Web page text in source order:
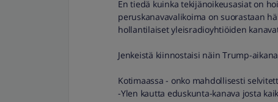
En tiedä kuinka tekijänoikeusasiat on
peruskanavavalikoima on suorastaan
hollantilaiset yleisradioyhtiöiden
Jenkeistä kiinnostaisi näin Trump-
Kotimaassa - onko mahdollisesti
-Ylen kautta eduskunta-kanava josta